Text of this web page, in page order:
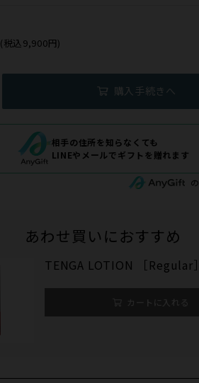
(税込9,900円)
購入手続きへ
相手の住所を知らなくても
LINEやメールでギフトを贈れます
あわせ買いにおすすめ
TENGA LOTION ［Regular］